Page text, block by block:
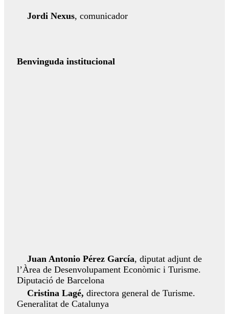
Jordi Nexus, comunicador​
Benvinguda institucional
Juan Antonio Pérez García, diputat adjunt de
l’Àrea de Desenvolupament Econòmic i Turisme.
Diputació de Barcelona
Cristina Lagé, directora general de Turisme.
Generalitat de Catalunya